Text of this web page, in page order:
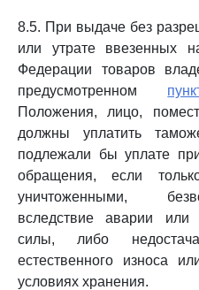
8.5. При выдаче без
или утрате ввезенных
Федерации товаров
предусмотренном
Положения, лицо,
должны уплатить
подлежали бы уплате
обращения, если
уничтоженными,
вследствие аварии или
силы, либо
естественного износа
условиях хранения.